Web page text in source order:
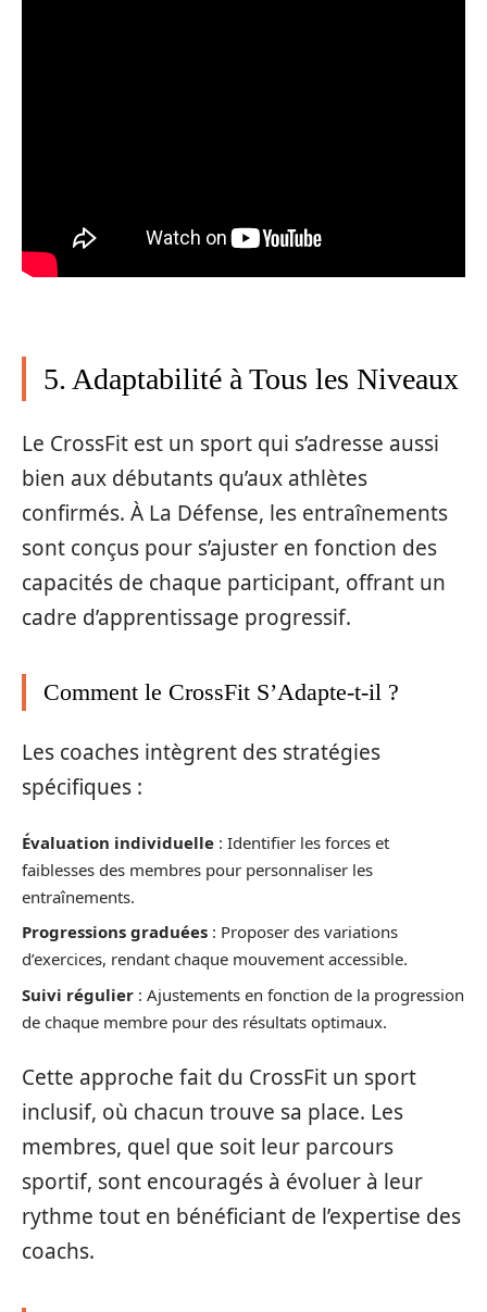
5. Adaptabilité à Tous les Niveaux
Le CrossFit est un sport qui s’adresse aussi
bien aux débutants qu’aux athlètes
confirmés. À La Défense, les entraînements
sont conçus pour s’ajuster en fonction des
capacités de chaque participant, offrant un
cadre d’apprentissage progressif.
Comment le CrossFit S’Adapte-t-il ?
Les coaches intègrent des stratégies
spécifiques :
Évaluation individuelle : Identifier les forces et
faiblesses des membres pour personnaliser les
entraînements.
Progressions graduées : Proposer des variations
d’exercices, rendant chaque mouvement accessible.
Suivi régulier : Ajustements en fonction de la progression
de chaque membre pour des résultats optimaux.
Cette approche fait du CrossFit un sport
inclusif, où chacun trouve sa place. Les
membres, quel que soit leur parcours
sportif, sont encouragés à évoluer à leur
rythme tout en bénéficiant de l’expertise des
coachs.